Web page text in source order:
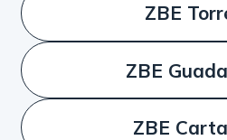
ZBE
ZBE
ZBE